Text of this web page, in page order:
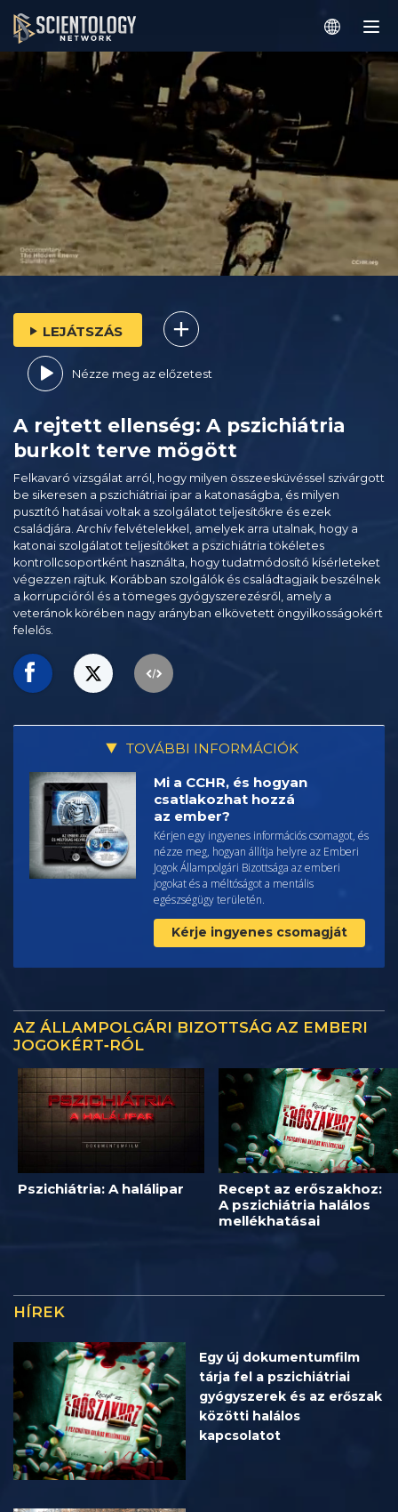
LEJÁTSZÁS
Nézze meg az előzetest
A rejtett ellenség: A pszichiátria
burkolt terve mögött
Felkavaró vizsgálat arról, hogy milyen összeesküvéssel szivárgott
be sikeresen a pszichiátriai ipar a katonaságba, és milyen
pusztító hatásai voltak a szolgálatot teljesítőkre és ezek
családjára. Archív felvételekkel, amelyek arra utalnak, hogy a
katonai szolgálatot teljesítőket a pszichiátria tökéletes
kontrollcsoportként használta, hogy tudatmódosító kísérleteket
végezzen rajtuk. Korábban szolgálók és családtagjaik beszélnek
a korrupcióról és a tömeges gyógyszerezésről, amely a
veteránok körében nagy arányban elkövetett öngyilkosságokért
felelős.
TOVÁBBI INFORMÁCIÓK
Mi a CCHR, és hogyan
csatlakozhat hozzá
az ember?
Kérjen egy ingyenes információs csomagot, és
nézze meg, hogyan állítja helyre az Emberi
Jogok Állampolgári Bizottsága az emberi
jogokat és a méltóságot a mentális
egészségügy területén.
Kérje ingyenes csomagját
AZ ÁLLAMPOLGÁRI BIZOTTSÁG AZ EMBERI
JOGOKÉRT‑RÓL
Pszichiátria: A halálipar
Recept az erőszakhoz:
A pszichiátria halálos
mellékhatásai
HÍREK
Egy új dokumentumfilm
tárja fel a pszichiátriai
gyógyszerek és az erőszak
közötti halálos
kapcsolatot